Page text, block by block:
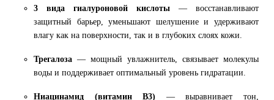
3 вида гиалуроновой кислоты — восстанавливают
защитный барьер, уменьшают шелушение и удерживают
влагу как на поверхности, так и в глубоких слоях кожи.
Трегалоза — мощный увлажнитель, связывает молекулы
воды и поддерживает оптимальный уровень гидратации.
Ниацинамид (витамин B3) — выравнивает тон,